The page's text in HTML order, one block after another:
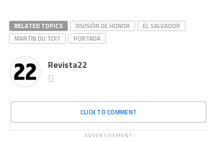
RELATED TOPICS DIVISIÓN DE HONOR
EL SALVADOR
MARTIN DU TOIT
PORTADA
Revista22
CLICK TO COMMENT
ADVERTISEMENT